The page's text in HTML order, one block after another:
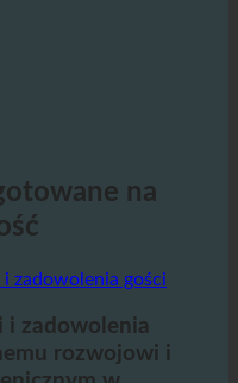
na
zadowolenia gości
i zadowolenia